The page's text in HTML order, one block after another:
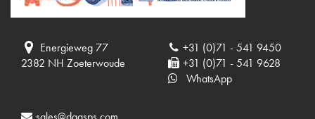
Energieweg 77
2382 NH Zoeterwoude
+31 (0)71 - 541 9450
+31 (0)71 - 541 9628
WhatsApp